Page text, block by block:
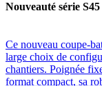
Nouveauté série S45
Ce nouveau coupe-
large choix de
chantiers. Poignée
format compact, sa